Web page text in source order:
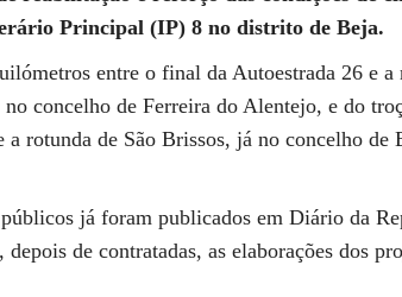
Principal (IP) 8 no distrito de Beja.
entre o final da Autoestrada 26 e a
concelho de Ferreira do Alentejo, e do
rotunda de São Brissos, já no concelho de
já foram publicados em Diário da
depois de contratadas, as elaborações dos